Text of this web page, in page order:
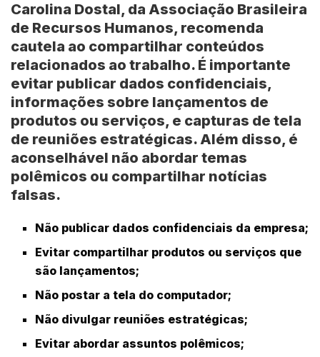
Carolina Dostal, da Associação Brasileira
de Recursos Humanos, recomenda
cautela ao compartilhar conteúdos
relacionados ao trabalho. É importante
evitar publicar dados confidenciais,
informações sobre lançamentos de
produtos ou serviços, e capturas de tela
de reuniões estratégicas. Além disso, é
aconselhável não abordar temas
polêmicos ou compartilhar notícias
falsas.
Não publicar dados confidenciais da empresa;
Evitar compartilhar produtos ou serviços que
são lançamentos;
Não postar a tela do computador;
Não divulgar reuniões estratégicas;
Evitar abordar assuntos polêmicos;